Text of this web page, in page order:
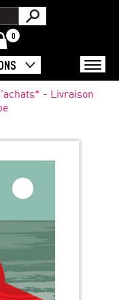
0
- Livraison